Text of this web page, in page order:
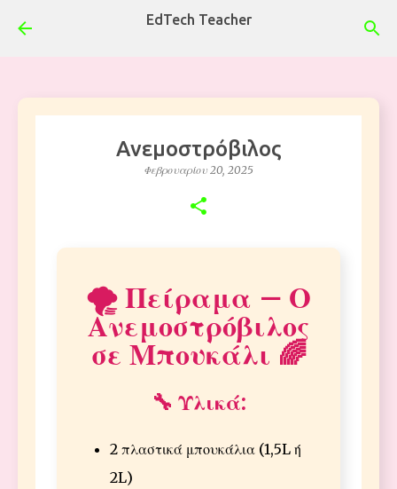
Μετάβαση στο κύριο περιεχόμενο
EdTech Teacher
Ανεμοστρόβιλος
Φεβρουαρίου 20, 2025
🌪️ Πείραμα – Ο
Ανεμοστρόβιλος
σε Μπουκάλι 🌈
🔧 Υλικά:
2 πλαστικά μπουκάλια (1,5L ή
2L)